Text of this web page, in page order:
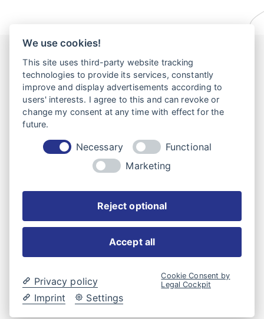
Westfalen Mobil GmbH
Franz-Knöbel-Straße 34
D-33378 Rheda-Wiedenbrück
Anfahrt berechnen
AEBAVB
E
+49 (0)52 42 – 15-0
infoservice@westfalen-mobil.de
We use cookies!
This site uses third-party website tracking
technologies to provide its services, constantly
improve and display advertisements according to
users' interests. I agree to this and can revoke or
change my consent at any time with effect for the
future.
Necessary
Functional
Marketing
Reject optional
Accept all
Privacy policy
Imprint
Settings
Cookie Consent by
Legal Cockpit